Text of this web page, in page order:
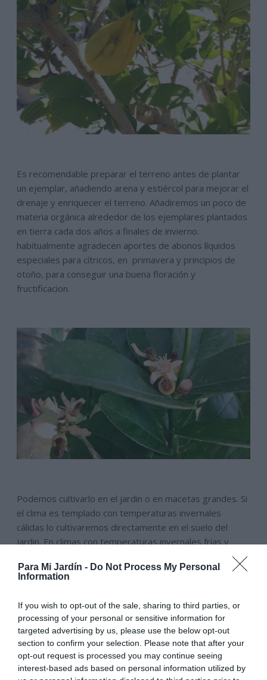
Para Mi Jardín - Do Not Process My Personal
Information
If you wish to opt-out of the sale, sharing to third parties, or
processing of your personal or sensitive information for
targeted advertising by us, please use the below opt-out
section to confirm your selection. Please note that after your
opt-out request is processed you may continue seeing
interest-based ads based on personal information utilized by
Es recomendable preparar el terreno antes de plantar
un ejemplar, añadiendo arena y estiércol para mejorar el
drenaje y enriquecer el terreno. Añadiremos un poco de
materia orgánica alrededor de los ejemplares plantados
en tierra cada dos años a finales de invierno.
habitualmente agradecen aportes de abonos líquidos
especiales para cítricos, en primavera y principios de
otoño, para conseguir una buena floración y
fructificacion.
Podemos cultivarlo en el jardin o en macetas grandes. Si
el clima es templado con temperaturas invernales
cálidas lo cultivaremos directamente en el suelo del
jardin. En climas con temperaturas invernales frías y
macetas para poder resguardarlo en interior o en